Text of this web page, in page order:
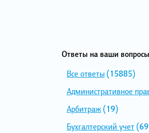
Ответы на ваши
Все ответы(15885)
Административное
Арбитраж(19)
Бухгалтерский учет